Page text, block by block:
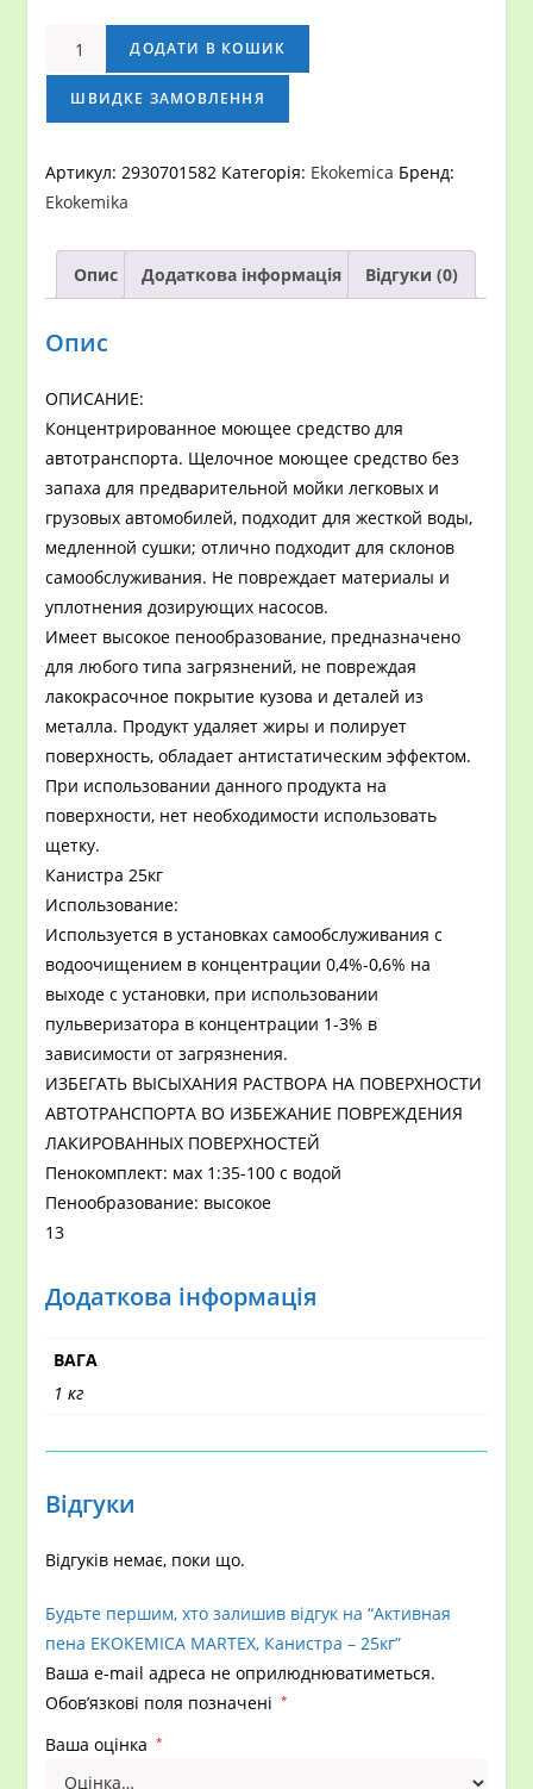
Активная
EKOKEMICA
MARTEX,
кількість
ДОДАТИ В КОШИК
ШВИДКЕ ЗАМОВЛЕННЯ
Артикул:2930701582 Категорія: Ekokemica Бренд:
Ekokemika
Опис Додаткова інформація Відгуки (0)
Опис
ОПИСАНИЕ:
Концентрированное моющее средство для
автотранспорта. Щелочное моющее средство без
запаха для предварительной мойки легковых и
грузовых автомобилей, подходит для жесткой воды,
медленной сушки; отлично подходит для склонов
самообслуживания. Не повреждает материалы и
уплотнения дозирующих насосов.
Имеет высокое пенообразование, предназначено
для любого типа загрязнений, не повреждая
лакокрасочное покрытие кузова и деталей из
металла. Продукт удаляет жиры и полирует
поверхность, обладает антистатическим эффектом.
При использовании данного продукта на
поверхности, нет необходимости использовать
щетку.
Канистра 25кг
Использование:
Используется в установках самообслуживания с
водоочищением в концентрации 0,4%-0,6% на
выходе с установки, при использовании
пульверизатора в концентрации 1-3% в
зависимости от загрязнения.
ИЗБЕГАТЬ ВЫСЫХАНИЯ РAСТВОРА НА ПОВЕРХНОСТИ
АВТОТРАНСПОРТА ВО ИЗБЕЖАНИЕ ПОВРЕЖДЕНИЯ
ЛАКИРОВАННЫХ ПОВЕРХНОСТЕЙ
Пенокомплект: мах 1:35-100 с водой
Пенообразование: высокое
13
Додаткова інформація
ВАГА
1 кг
Відгуки
Відгуків немає, поки що.
Будьте першим, хто залишив відгук на “Активная
пена EKOKEMICA MARTEX, Канистра – 25кг”
Ваша e-mail адреса не оприлюднюватиметься.
Обов’язкові поля позначені
*
Ваша оцінка *